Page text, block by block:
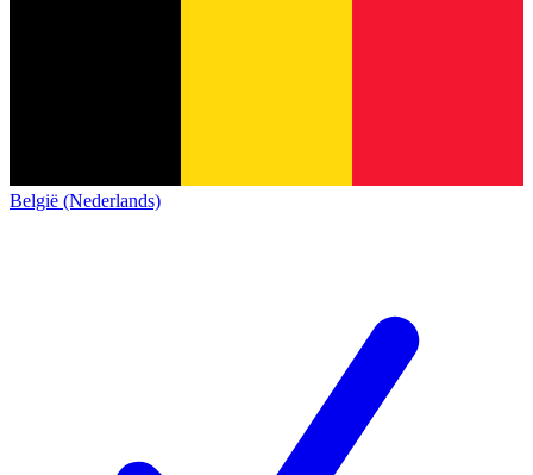
België (Nederlands)